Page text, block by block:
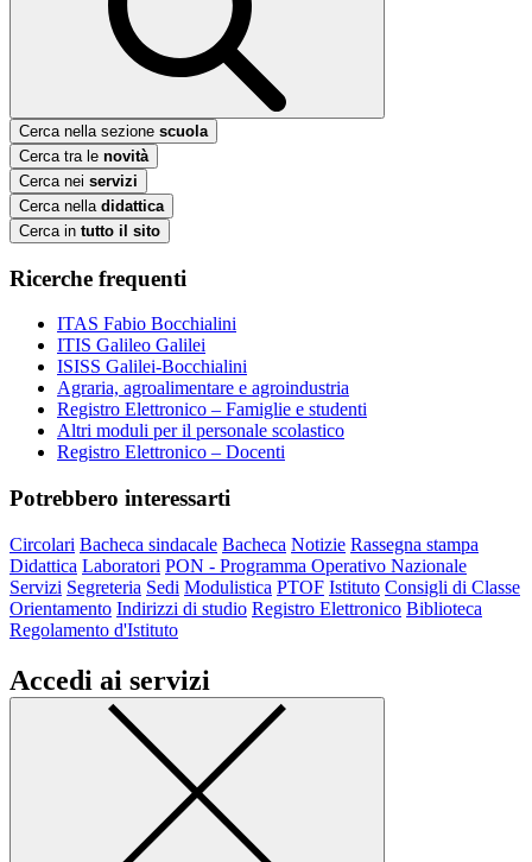
Cerca nella sezione scuola
Cerca tra le novità
Cerca nei servizi
Cerca nella didattica
Cerca in tutto il sito
Ricerche frequenti
ITAS Fabio Bocchialini
ITIS Galileo Galilei
ISISS Galilei-Bocchialini
Agraria, agroalimentare e agroindustria
Registro Elettronico – Famiglie e studenti
Altri moduli per il personale scolastico
Registro Elettronico – Docenti
Potrebbero interessarti
Circolari Bacheca sindacale Bacheca Notizie Rassegna stampa
Didattica Laboratori PON - Programma Operativo Nazionale
Servizi Segreteria Sedi Modulistica PTOF Istituto Consigli di Classe
Orientamento Indirizzi di studio Registro Elettronico Biblioteca
Regolamento d'Istituto
Accedi ai servizi